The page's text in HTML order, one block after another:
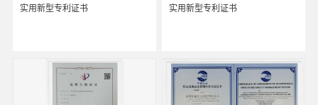
实用新型专利证书 实用新型专利证书